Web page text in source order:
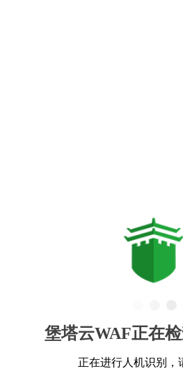
堡塔云WAF正在
正在进行人机识别，